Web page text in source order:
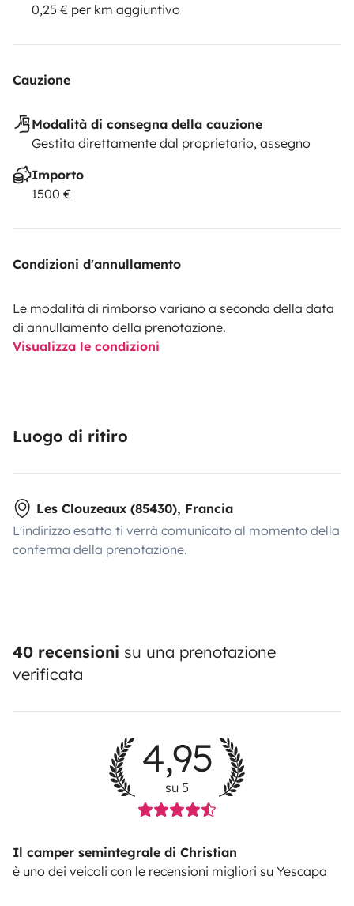
0,25 € per km aggiuntivo
Cauzione
Modalità di consegna della cauzione
Gestita direttamente dal proprietario, assegno
Importo
1500 €
Condizioni d'annullamento
Le modalità di rimborso variano a seconda della data
di annullamento della prenotazione.
Visualizza le condizioni
Luogo di ritiro
Les Clouzeaux (85430), Francia
L'indirizzo esatto ti verrà comunicato al momento della
conferma della prenotazione.
40 recensioni su una prenotazione
verificata
4,95
su 5
Il camper semintegrale di Christian
è uno dei veicoli con le recensioni migliori su Yescapa